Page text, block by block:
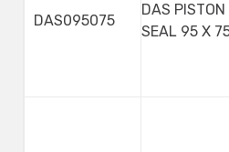
DAS095075
DAS PISTON
SEAL 95 X